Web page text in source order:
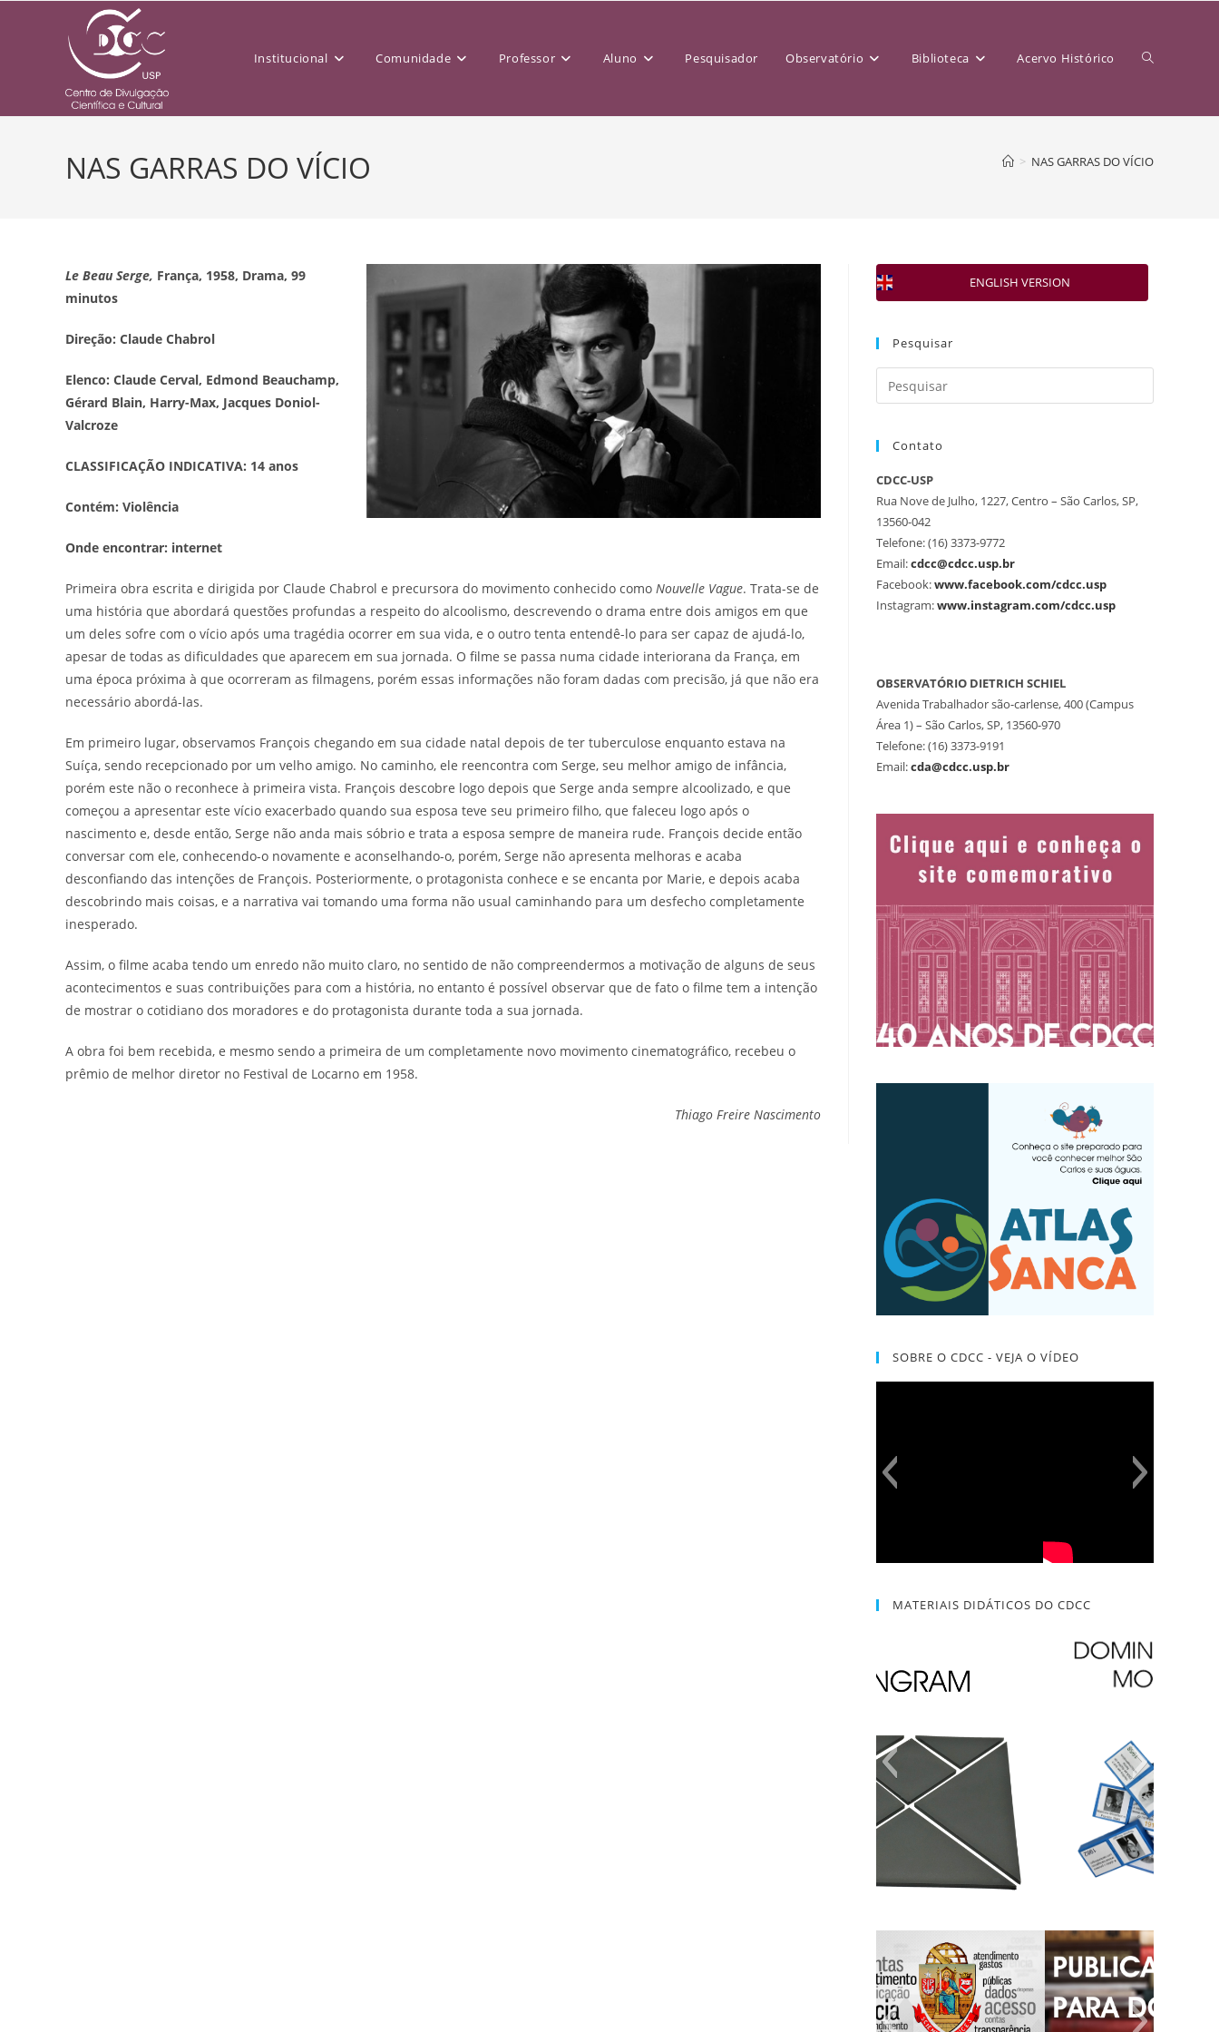
Institucional Comunidade Professor Aluno Pesquisador Observatório Biblioteca Acervo Histórico
NAS GARRAS DO VÍCIO > NAS GARRAS DO VÍCIO
Le Beau Serge, França, 1958, Drama, 99
minutos
Direção: Claude Chabrol
Elenco: Claude Cerval, Edmond Beauchamp,
Gérard Blain, Harry-Max, Jacques Doniol-
Valcroze
CLASSIFICAÇÃO INDICATIVA: 14 anos
Contém: Violência
Onde encontrar: internet
Primeira obra escrita e dirigida por Claude Chabrol e precursora do movimento conhecido como Nouvelle Vague. Trata-se de
uma história que abordará questões profundas a respeito do alcoolismo, descrevendo o drama entre dois amigos em que
um deles sofre com o vício após uma tragédia ocorrer em sua vida, e o outro tenta entendê-lo para ser capaz de ajudá-lo,
apesar de todas as dificuldades que aparecem em sua jornada. O filme se passa numa cidade interiorana da França, em
uma época próxima à que ocorreram as filmagens, porém essas informações não foram dadas com precisão, já que não era
necessário abordá-las.
Em primeiro lugar, observamos François chegando em sua cidade natal depois de ter tuberculose enquanto estava na
Suíça, sendo recepcionado por um velho amigo. No caminho, ele reencontra com Serge, seu melhor amigo de infância,
porém este não o reconhece à primeira vista. François descobre logo depois que Serge anda sempre alcoolizado, e que
começou a apresentar este vício exacerbado quando sua esposa teve seu primeiro filho, que faleceu logo após o
nascimento e, desde então, Serge não anda mais sóbrio e trata a esposa sempre de maneira rude. François decide então
conversar com ele, conhecendo-o novamente e aconselhando-o, porém, Serge não apresenta melhoras e acaba
desconfiando das intenções de François. Posteriormente, o protagonista conhece e se encanta por Marie, e depois acaba
descobrindo mais coisas, e a narrativa vai tomando uma forma não usual caminhando para um desfecho completamente
inesperado.
Assim, o filme acaba tendo um enredo não muito claro, no sentido de não compreendermos a motivação de alguns de seus
acontecimentos e suas contribuições para com a história, no entanto é possível observar que de fato o filme tem a intenção
de mostrar o cotidiano dos moradores e do protagonista durante toda a sua jornada.
A obra foi bem recebida, e mesmo sendo a primeira de um completamente novo movimento cinematográfico, recebeu o
prêmio de melhor diretor no Festival de Locarno em 1958.
Thiago Freire Nascimento
ENGLISH VERSION
Pesquisar
Contato
CDCC-USP
Rua Nove de Julho, 1227, Centro – São Carlos, SP,
13560-042
Telefone: (16) 3373-9772
Email:cdcc@cdcc.usp.br
Facebook:www.facebook.com/cdcc.usp
Instagram:www.instagram.com/cdcc.usp
OBSERVATÓRIO DIETRICH SCHIEL
Avenida Trabalhador são-carlense, 400 (Campus
Área 1) – São Carlos, SP, 13560-970
Telefone: (16) 3373-9191
Email:cda@cdcc.usp.br
SOBRE O CDCC - VEJA O VÍDEO
MATERIAIS DIDÁTICOS DO CDCC